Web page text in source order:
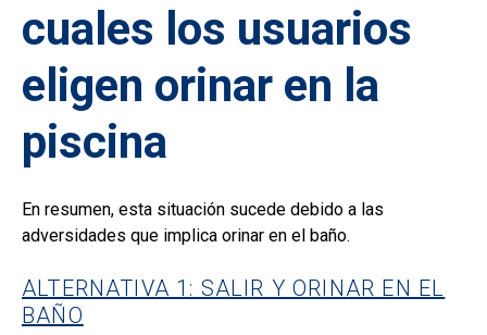
cuales los usuarios
eligen orinar en la
piscina
En resumen, esta situación sucede debido a las
adversidades que implica orinar en el baño.
ALTERNATIVA 1: SALIR Y ORINAR EN EL
BAÑO